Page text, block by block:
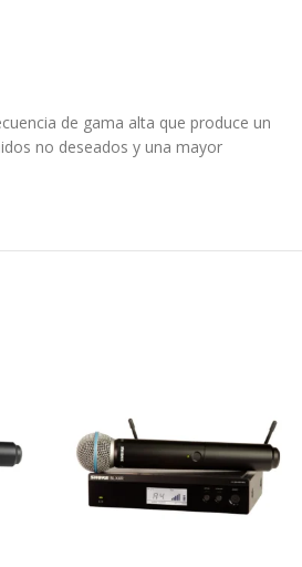
de gama alta que produce un
no deseados y una mayor